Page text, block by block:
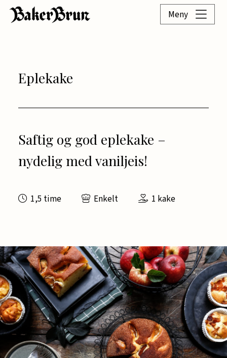
Meny
Eplekake
Saftig og god eplekake –
nydelig med vaniljeis!
1,5 time Enkelt 1 kake